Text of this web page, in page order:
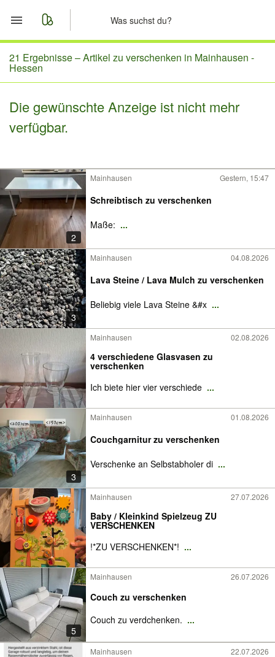
Start
Merkliste
Nachrichten
21 Ergebnisse –Artikel zu verschenken in Mainhausen -
Hessen
Die gewünschte Anzeige ist nicht mehr
verfügbar.
2
Mainhausen Gestern, 15:47
Schreibtisch zu verschenken
Maße: ...
3
Mainhausen 04.08.2026
Lava Steine / Lava Mulch zu verschenken
Beliebig viele Lava Steine &#x ...
Mainhausen 02.08.2026
4 verschiedene Glasvasen zu
verschenken
Ich biete hier vier verschiede ...
3
Mainhausen 01.08.2026
Couchgarnitur zu verschenken
Verschenke an Selbstabholer di ...
Mainhausen 27.07.2026
Baby / Kleinkind Spielzeug ZU
VERSCHENKEN
!*ZU VERSCHENKEN*! ...
5
Mainhausen 26.07.2026
Couch zu verschenken
Couch zu verdchenken. ...
Mainhausen 22.07.2026